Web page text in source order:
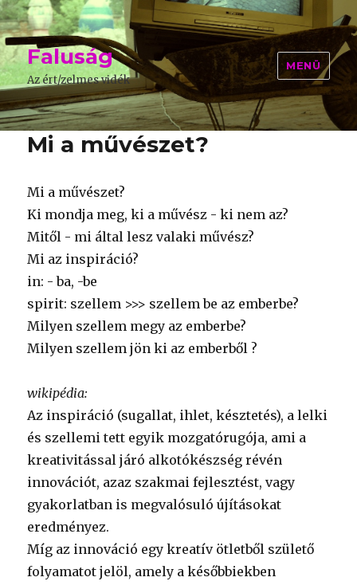
Faluság
Az ért/zelmes vidék
MENÜ
Mi a művészet?
Mi a művészet?
Ki mondja meg, ki a művész - ki nem az?
Mitől - mi által lesz valaki művész?
Mi az inspiráció?
in: - ba, -be
spirit: szellem >>> szellem be az emberbe?
Milyen szellem megy az emberbe?
Milyen szellem jön ki az emberből ?
wikipédia:
Az inspiráció (sugallat, ihlet, késztetés), a lelki
és szellemi tett egyik mozgatórugója, ami a
kreativitással járó alkotókészség révén
innovációt, azaz szakmai fejlesztést, vagy
gyakorlatban is megvalósuló újításokat
eredményez.
Míg az innováció egy kreatív ötletből születő
folyamatot jelöl, amely a későbbiekben